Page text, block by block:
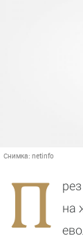
Снимка: netinfo
П
на